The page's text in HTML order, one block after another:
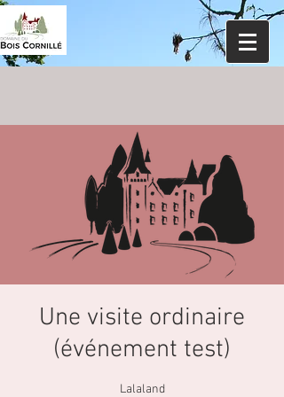
Une visite ordinaire
(événement test)
Lalaland